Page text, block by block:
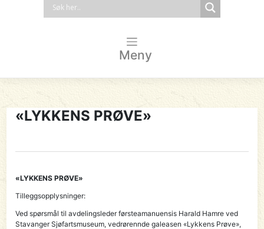
Meny
«LYKKENS PRØVE»
«LYKKENS PRØVE»
Tilleggsopplysninger:
Ved spørsmål til avdelingsleder førsteamanuensis Harald Hamre ved
Stavanger Sjøfartsmuseum, vedrørennde galeasen «Lykkens Prøve»,